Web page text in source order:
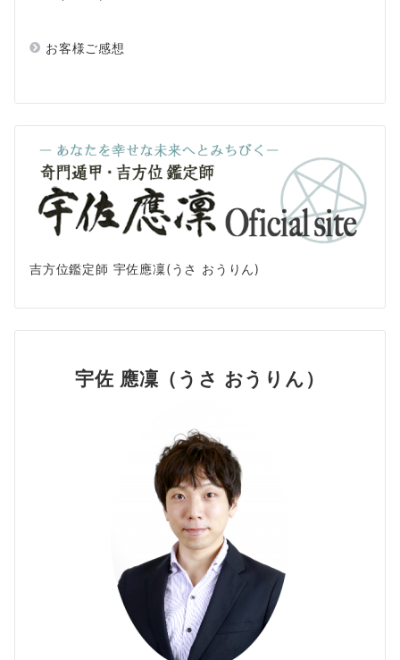
お客様ご感想
吉方位鑑定師 宇佐應凜(うさ おうりん)
宇佐 應凜（うさ おうりん）